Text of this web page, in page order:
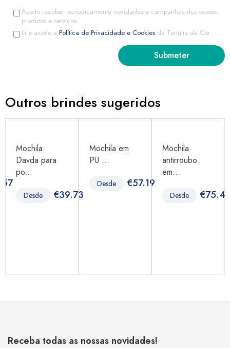
Aceito receber periodicamente novidades e campanhas dos vossos
produtos e serviços.
Li e aceito a Política de Privacidade e Cookies da Tertúlia da Cor
Outros brindes sugeridos
Mochila
Davda para
po...
Desde €39.73
Mochila em
PU ...
Desde €57.19
Mochila
antirroubo
em...
Desde €
Receba todas as nossas novidades!